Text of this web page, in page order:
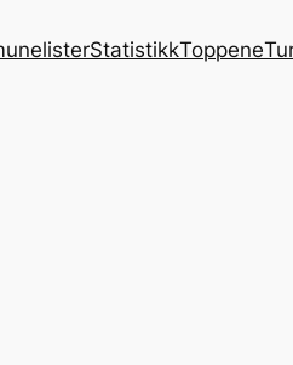
StatistikkToppene